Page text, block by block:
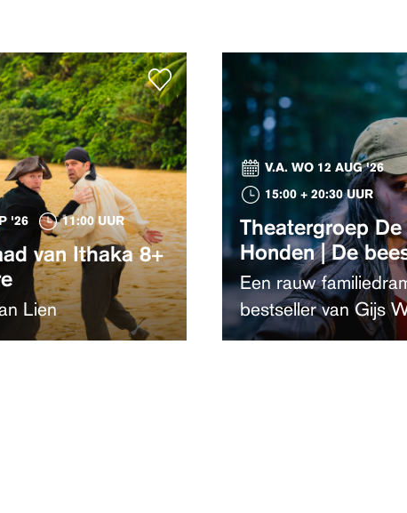
'26 11:00 UUR
van Ithaka 8+
Lien
V.A. WO 12 AUG '26
15:00 + 20:30 UUR
Theatergroep De
Honden | De
Een rauw
bestseller van Gijs